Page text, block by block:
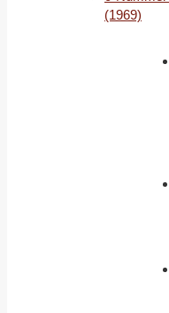
(1969)